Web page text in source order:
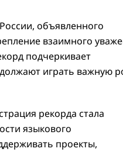
объявленного
взаимного
подчеркивает
играть важную
рекорда стала
языкового
проекты,